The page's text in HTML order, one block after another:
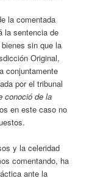
la comentada
la sentencia de
sin que la
Original,
conjuntamente
por el tribunal
conoció de la
en este caso no
y la celeridad
comentando, ha
ante la